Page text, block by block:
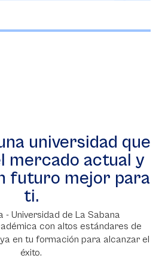
universidad que
mercado actual y
futuro mejor para
ti.
con altos estándares de
en tu formación para alcanzar el
éxito.